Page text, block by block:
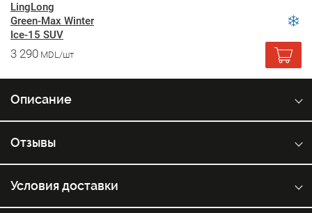
LingLong
Green-Max Winter
Ice-15 SUV
3 290 MDL/шт
Описание
Отзывы
Условия доставки